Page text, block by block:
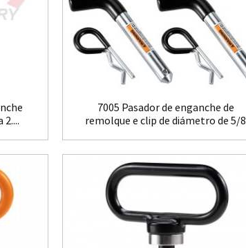
7005 Pasador de enganche de
remolque e clip de diámetro de 5/8